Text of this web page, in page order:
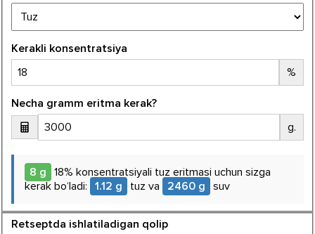
Kerakli konsentratsiya
%
Necha gramm eritma kerak?
g.
8 g 18% konsentratsiyali tuz eritmasi uchun sizga
kerak bo‘ladi: 1.12 g tuz va 2460 g suv
Retseptda ishlatiladigan qolip